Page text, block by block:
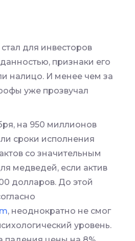
для инвесторов
признаки его
налицо. И менее чем за
уже прозвучал
на 950 миллионов
сроки исполнения
со значительным
медведей, если актив
долларов. До этой
, неоднократно не смог
уровень.